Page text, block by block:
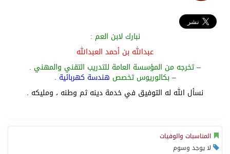
نبارك لابن العم :
عبدالله بن أحمد العبدالله
– تخرجه من المؤسسة العامة للتدريب التقني والمهني .
– بكالوريوس تخصص هندسة كهربائية .
نسأل الله له التوفيق في خدمة دينه ثم وطنه ، ومليكه .
المناسبات والوفيات
لا يوجد وسوم